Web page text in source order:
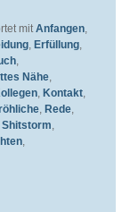
mit Anfangen,
, Erfüllung,
,
Nähe,
, Kontakt,
, Rede,
Shitstorm,
,